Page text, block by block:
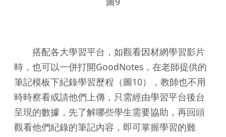
搭配各大學習平台，如觀看因材網學習影片
時，也可以一併打開GoodNotes，在老師提供的
筆記模板下紀錄學習歷程（圖10），教師也不用
時時察看或請他們上傳，只需經由學習平台後台
呈現的數據，先了解哪些學生需要協助，再回頭
觀看他們紀錄的筆記內容，即可掌握學習的難